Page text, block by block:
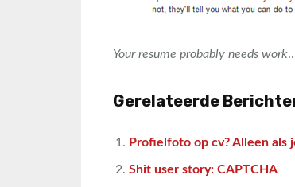
Your resume probably needs work
Gerelateerde
Profielfoto op cv? Alleen als
Shit user story: CAPTCHA